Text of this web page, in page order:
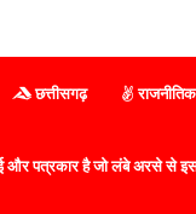
छत्तीसगढ़ राजनीतिक
और पत्रकार है जो लंबे अरसे से